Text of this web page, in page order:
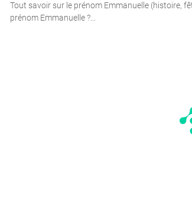
Tout savoir sur le prénom Emmanuelle (histoire,
prénom Emmanuelle ?...